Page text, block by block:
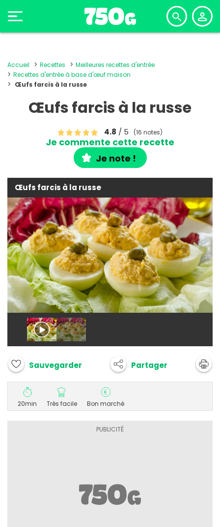
Accueil Recettes
Meilleures recettes d'entrée
Recettes d'entrée à base d'œuf maison
Œufs farcis à la russe
Œufs farcis à la russe
4.8 / 5 (16 notes)
Je commente cette recette
Je note !
Œufs farcis à la russe
Sauvegarder Partager
20min Très facile Bon marché